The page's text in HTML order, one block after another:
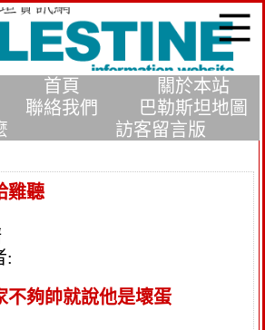
首頁
關於本站
聯絡我們
巴勒斯坦地圖
訪客留言版
雞聽
:
不夠帥就說他是壞蛋